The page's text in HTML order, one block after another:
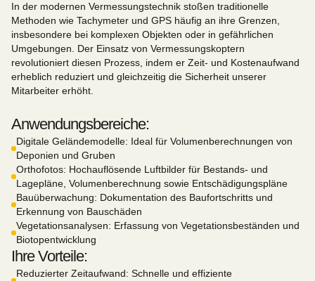
In der modernen Vermessungstechnik stoßen traditionelle
Methoden wie Tachymeter und GPS häufig an ihre Grenzen,
insbesondere bei komplexen Objekten oder in gefährlichen
Umgebungen. Der Einsatz von Vermessungskoptern
revolutioniert diesen Prozess, indem er Zeit- und Kostenaufwand
erheblich reduziert und gleichzeitig die Sicherheit unserer
Mitarbeiter erhöht.
Anwendungsbereiche:
Digitale Geländemodelle: Ideal für Volumenberechnungen von
Deponien und Gruben
Orthofotos: Hochauflösende Luftbilder für Bestands- und
Lagepläne, Volumenberechnung sowie Entschädigungspläne
Bauüberwachung: Dokumentation des Baufortschritts und
Erkennung von Bauschäden
Vegetationsanalysen: Erfassung von Vegetationsbeständen und
Biotopentwicklung
Ihre Vorteile:
Reduzierter Zeitaufwand: Schnelle und effiziente